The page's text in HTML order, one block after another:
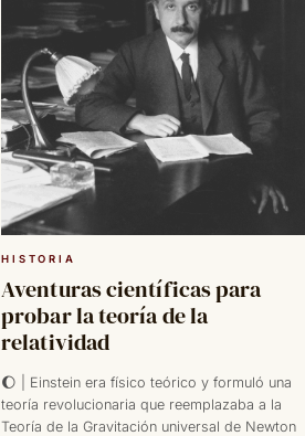
HISTORIA
Aventuras científicas para
probar la teoría de la
relatividad
🌔 | Einstein era físico teórico y formuló una
teoría revolucionaria que reemplazaba a la
Teoría de la Gravitación universal de Newton